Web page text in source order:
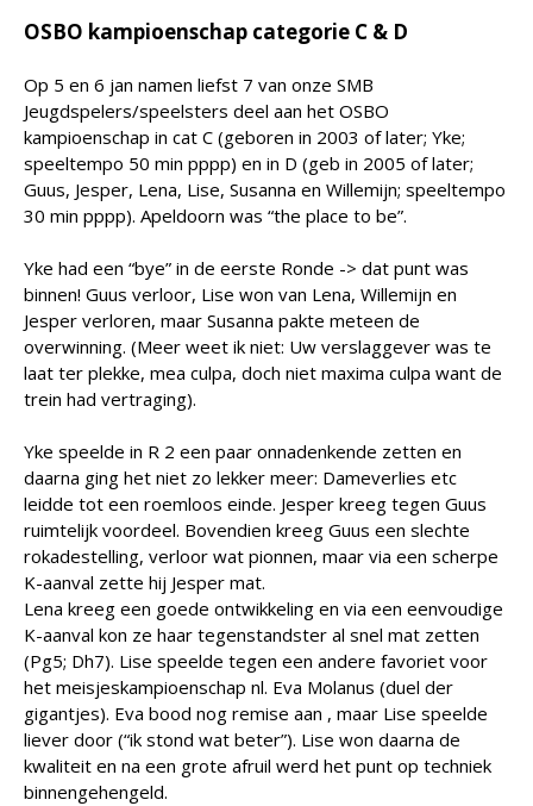
OSBO kampioenschap categorie C & D
Op 5 en 6 jan namen liefst 7 van onze SMB
Jeugdspelers/speelsters deel aan het OSBO
kampioenschap in cat C (geboren in 2003 of later; Yke;
speeltempo 50 min pppp) en in D (geb in 2005 of later;
Guus, Jesper, Lena, Lise, Susanna en Willemijn; speeltempo
30 min pppp). Apeldoorn was “the place to be”.
Yke had een “bye” in de eerste Ronde -> dat punt was
binnen! Guus verloor, Lise won van Lena, Willemijn en
Jesper verloren, maar Susanna pakte meteen de
overwinning. (Meer weet ik niet: Uw verslaggever was te
laat ter plekke, mea culpa, doch niet maxima culpa want de
trein had vertraging).
Yke speelde in R 2 een paar onnadenkende zetten en
daarna ging het niet zo lekker meer: Dameverlies etc
leidde tot een roemloos einde. Jesper kreeg tegen Guus
ruimtelijk voordeel. Bovendien kreeg Guus een slechte
rokadestelling, verloor wat pionnen, maar via een scherpe
K-aanval zette hij Jesper mat.
Lena kreeg een goede ontwikkeling en via een eenvoudige
K-aanval kon ze haar tegenstandster al snel mat zetten
(Pg5; Dh7). Lise speelde tegen een andere favoriet voor
het meisjeskampioenschap nl. Eva Molanus (duel der
gigantjes). Eva bood nog remise aan , maar Lise speelde
liever door (“ik stond wat beter”). Lise won daarna de
kwaliteit en na een grote afruil werd het punt op techniek
binnengehengeld.